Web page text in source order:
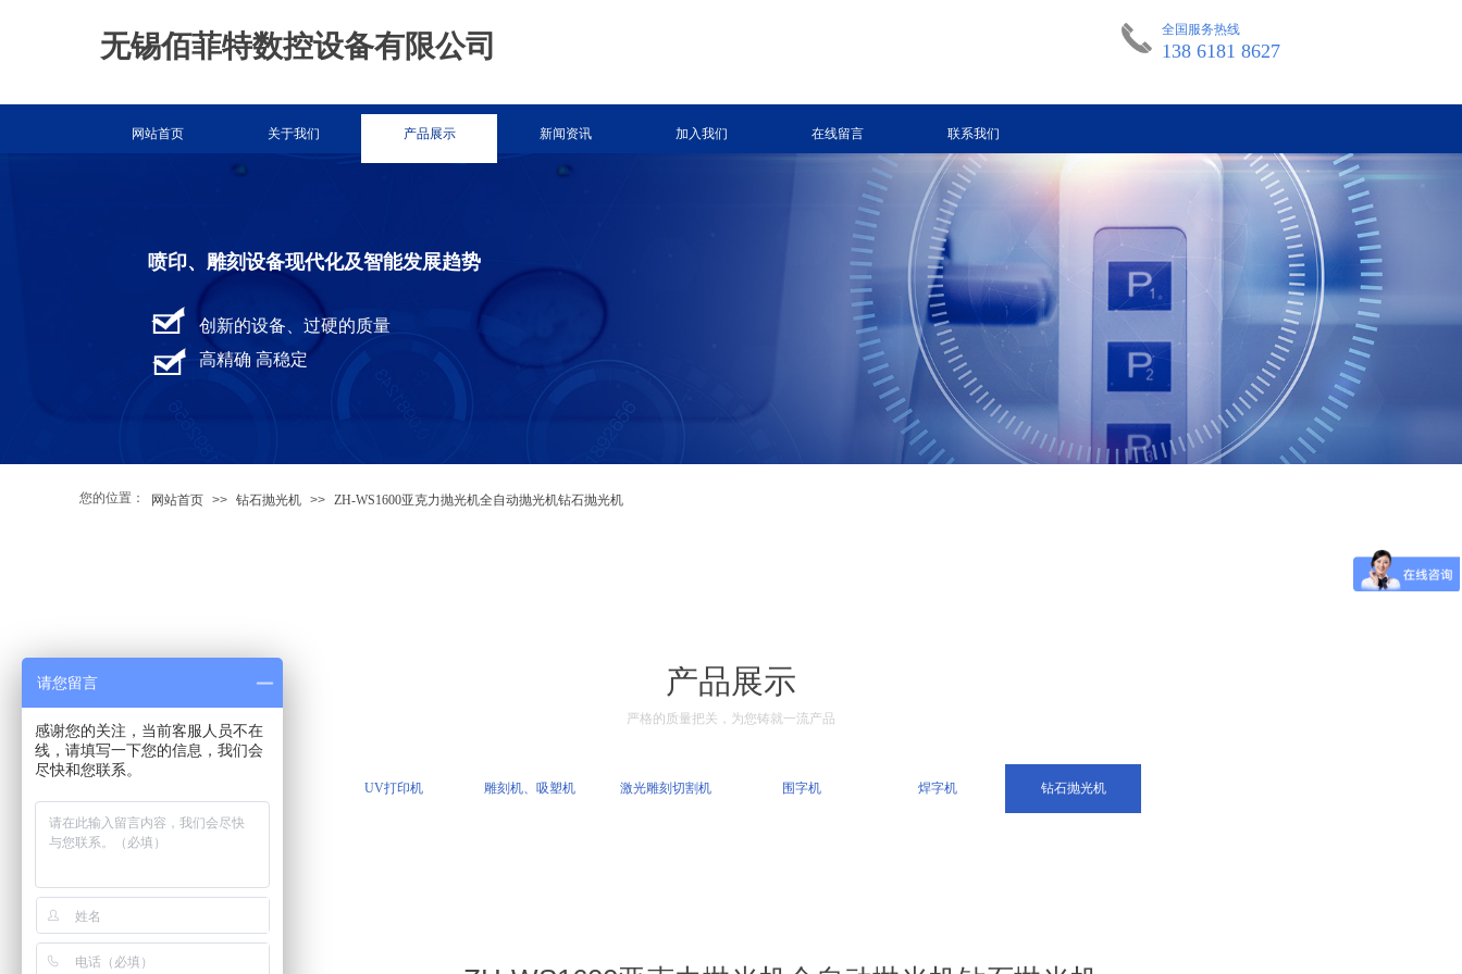
全国服务热线
138 6181 8627
无锡佰菲特数控设备有限公司
网站首页 关于我们 产品展示 新闻资讯 加入我们 在线留言 联系我们
喷印、雕刻设备现代化及智能发展趋势
创新的设备、过硬的质量
高精确 高稳定
您的位置： 网站首页 >> 钻石抛光机 >> ZH-WS1600亚克力抛光机全自动抛光机钻石抛光机
产品展示
严格的质量把关，为您铸就一流产品
UV打印机 雕刻机、吸塑机 激光雕刻切割机 围字机 焊字机 钻石抛光机
请您留言
感谢您的关注，当前客服人员不在
线，请填写一下您的信息，我们会
尽快和您联系。